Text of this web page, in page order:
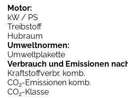
Motor:
kW / PS
Treibstoff
Hubraum
Umweltnormen:
Umweltplakette
Verbrauch und Emissionen
Kraftstoffverbr. komb.
CO2-Emissionen komb.
CO2-Klasse